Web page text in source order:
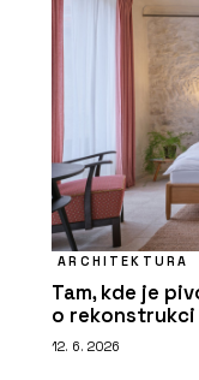
ARCHITEKTURA
Tam, kde je
o rekonstrukci
12. 6. 2026